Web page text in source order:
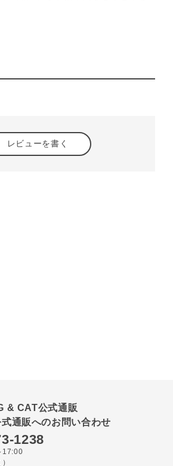
レビューを書く
& CAT公式通販
通販へのお問い合わせ
1238
17:00